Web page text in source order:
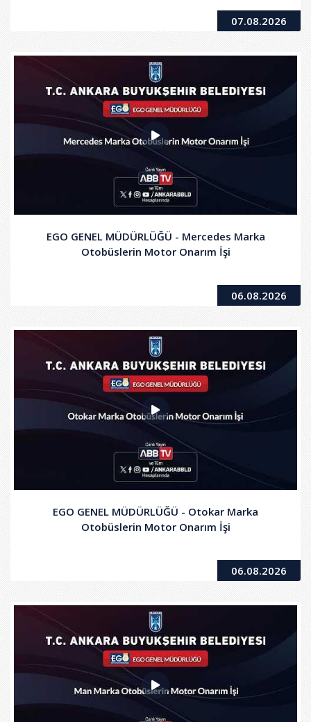
07.08.2026
EGO GENEL MÜDÜRLÜĞÜ - Mercedes Marka
Otobüslerin Motor Onarım İşi
06.08.2026
EGO GENEL MÜDÜRLÜĞÜ - Otokar Marka
Otobüslerin Motor Onarım İşi
06.08.2026